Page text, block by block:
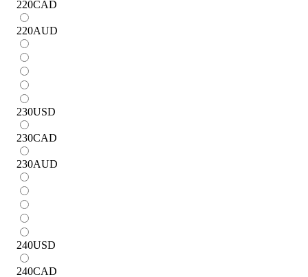
220CAD
220AUD
230USD
230CAD
230AUD
240USD
240CAD